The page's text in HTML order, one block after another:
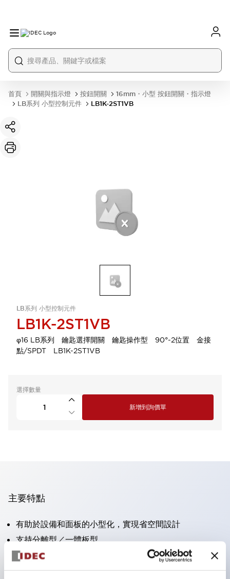
首頁 開關與指示燈 按鈕開關
16mm・小型 按鈕開關・指示燈
LB系列 小型控制元件
LB1K-2ST1VB
LB系列 小型控制元件
LB1K-2ST1VB
φ16 LB系列 鑰匙選擇開關 鑰匙操作型 90°-2位置 金接
點/SPDT LB1K-2ST1VB
選擇數量
新增到詢價單
主要特點
有助於設備和面板的小型化，實現省空間設計
支持分離型／一體板型
豐富的顏色變化
也提供可標記的照光鏡片類型（非照光）